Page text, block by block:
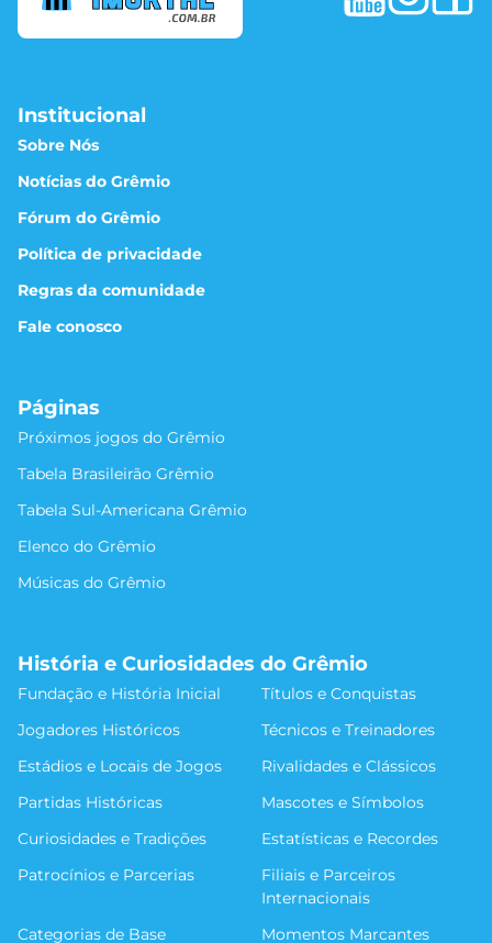
Institucional
Sobre Nós
Notícias do Grêmio
Fórum do Grêmio
Política de privacidade
Regras da comunidade
Fale conosco
Páginas
Próximos jogos do Grêmio
Tabela Brasileirão Grêmio
Tabela Sul-Americana Grêmio
Elenco do Grêmio
Músicas do Grêmio
História e Curiosidades do Grêmio
Fundação e História Inicial
Títulos e Conquistas
Jogadores Históricos
Técnicos e Treinadores
Estádios e Locais de Jogos
Rivalidades e Clássicos
Partidas Históricas
Mascotes e Símbolos
Curiosidades e Tradições
Estatísticas e Recordes
Patrocínios e Parcerias
Filiais e Parceiros
Internacionais
Categorias de Base
Momentos Marcantes